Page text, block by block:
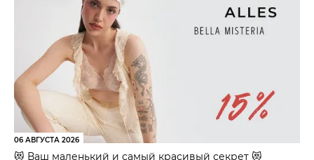
06 АВГУСТА 2026
😻 Ваш маленький и самый красивый секрет 😻